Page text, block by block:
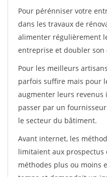
Pour pérénniser votre
dans les travaux de
alimenter régulièrement
entreprise et doubler
Pour les meilleurs
parfois suffire mais pour
augmenter leurs
passer par un
le secteur du bâtiment.
Avant internet, les
limitaient aux prospectus
méthodes plus ou moins